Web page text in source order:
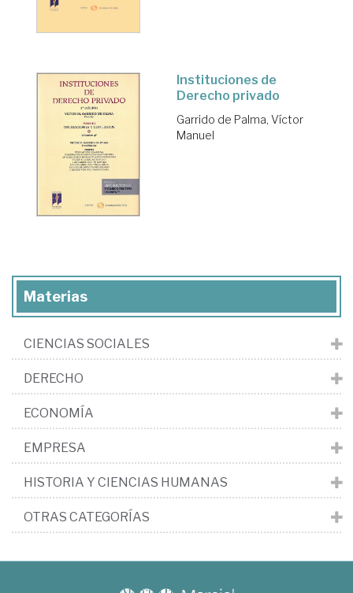
Instituciones de
Derecho privado
Garrido de Palma, Víctor
Manuel
Materias
CIENCIAS SOCIALES
DERECHO
ECONOMÍA
EMPRESA
HISTORIA Y CIENCIAS HUMANAS
OTRAS CATEGORÍAS